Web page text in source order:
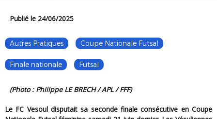
Publié le 24/06/2025
Autres Pratiques Coupe Nationale Futsal
Finale nationale Futsal
(photo : Philippe LE BRECH / APL / FFF)
Le FC Vesoul disputait sa seconde finale consécutive en Coupe